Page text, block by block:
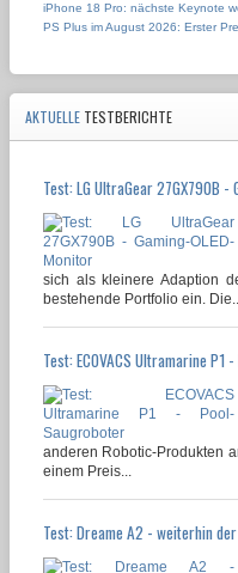
iPhone 18 Pro: nächste Keynote
PS Plus im August 2026: Erster
AKTUELLE TESTBERICHTE
Test: LG UltraGear 27GX790B -
sich als kleinere Adaption
bestehende Portfolio ein.
Test: ECOVACS Ultramarine
anderen Robotic-Produkten
einem Preis...
Test: Dreame A2 - weiterhin